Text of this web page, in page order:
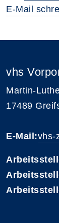
E-Mail
vhs
Martin-
17489
E-Mail:vhs-